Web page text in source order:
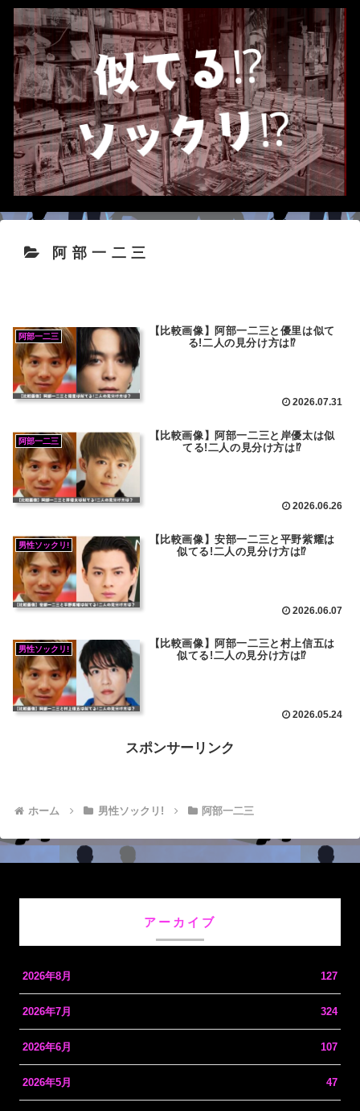
阿部一二三
阿部一二三
【比較画像】阿部一二三と優里は似て
る!二人の見分け方は⁉
2026.07.31
阿部一二三
【比較画像】阿部一二三と岸優太は似
てる!二人の見分け方は⁉
2026.06.26
男性ソックリ!
【比較画像】安部一二三と平野紫耀は
似てる!二人の見分け方は⁉
2026.06.07
男性ソックリ!
【比較画像】阿部一二三と村上信五は
似てる!二人の見分け方は⁉
2026.05.24
スポンサーリンク
ホーム 男性ソックリ! 阿部一二三
アーカイブ
2026年8月 127
2026年7月 324
2026年6月 107
2026年5月 47